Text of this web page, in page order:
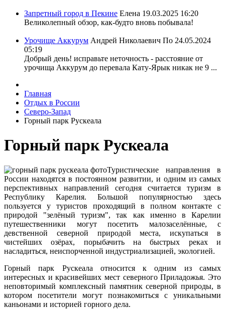
Запретный город в Пекине Елена 19.03.2025 16:20
Великолепный обзор, как-будто вновь побывала!
Урочище Аккурум Андрей Николаевич По 24.05.2024
05:19
Добрый день! исправьте неточность - расстояние от
урочища Аккурум до перевала Кату-Ярык никак не 9 ...
Главная
Отдых в России
Северо-Запад
Горный парк Рускеала
Горный парк Рускеала
Туристические направления в
России находятся в постоянном развитии, и одним из самых
перспективных направлений сегодня считается туризм в
Республику Карелия. Большой популярностью здесь
пользуется у туристов проходящий в полном контакте с
природой "зелёный туризм", так как именно в Карелии
путешественники могут посетить малозаселённые, с
девственной северной природой места, искупаться в
чистейших озёрах, порыбачить на быстрых реках и
насладиться, неиспорченной индустриализацией, экологией.
Горный парк Рускеала относится к одним из самых
интересных и красивейших мест северного Приладожья. Это
неповторимый комплексный памятник северной природы, в
котором посетители могут познакомиться с уникальными
каньонами и историей горного дела.